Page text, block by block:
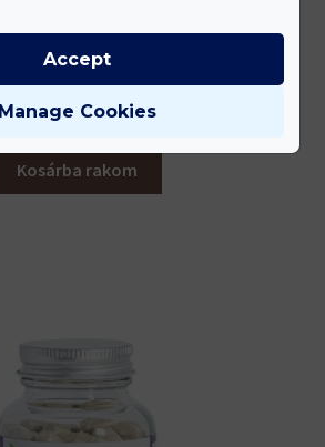
11 100 Ft bruttó
Kosárba rakom
Manage Cookies
Accept